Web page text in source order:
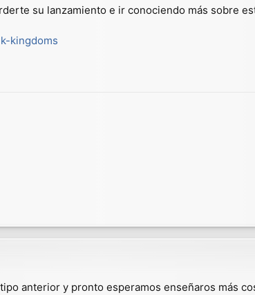
su lanzamiento e ir conociendo más sobre
kingdoms
anterior y pronto esperamos enseñaros más